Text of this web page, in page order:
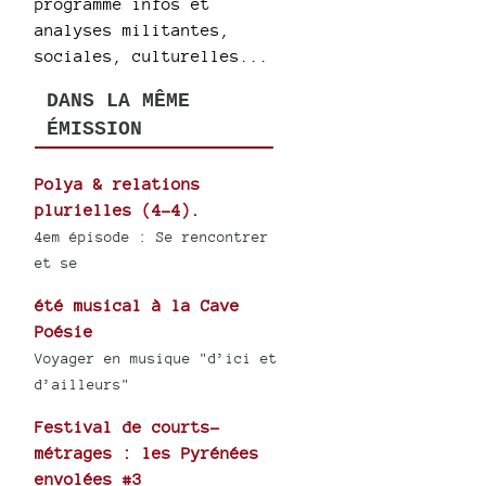
analyses militantes,
sociales, culturelles...
DANS LA MÊME
ÉMISSION
Polya & relations
plurielles (4-4).
4em épisode : Se rencontrer
et se
été musical à la Cave
Poésie
Voyager en musique "d’ici et
d’ailleurs"
Festival de courts-
métrages : les Pyrénées
envolées #3